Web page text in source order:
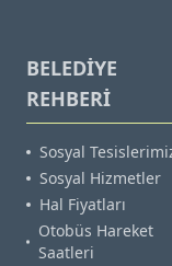
BELEDİYE
REHBERİ
Sosyal
Sosyal Hizmetler
Hal Fiyatları
Otobüs Hareket
Saatleri